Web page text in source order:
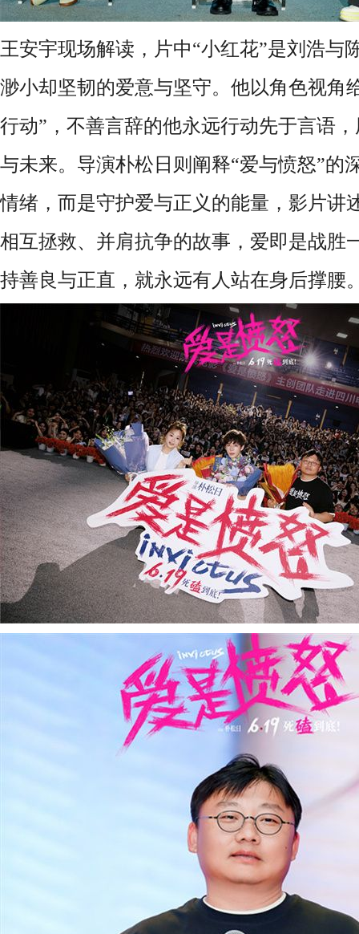
王安宇现场解读，片中“小红花”是刘浩与
渺小却坚韧的爱意与坚守。他以角色视角
行动”，不善言辞的他永远行动先于言语
与未来。导演朴松日则阐释“爱与愤怒”的
情绪，而是守护爱与正义的能量，影片讲
相互拯救、并肩抗争的故事，爱即是战胜
持善良与正直，就永远有人站在身后撑腰